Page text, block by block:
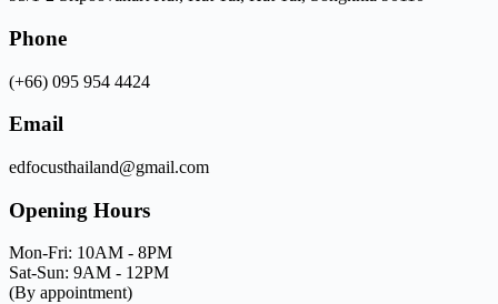
Phone
(+66) 095 954 4424
Email
edfocusthailand@gmail.com
Opening Hours
Mon-Fri: 10AM - 8PM
Sat-Sun: 9AM - 12PM
(By appointment)